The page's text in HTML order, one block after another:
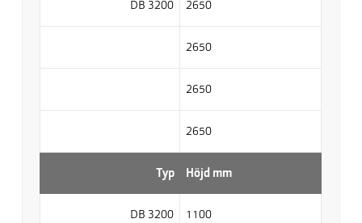
DB 3200 2650
2650
2650
2650
Typ Höjd mm
DB 3200 1100